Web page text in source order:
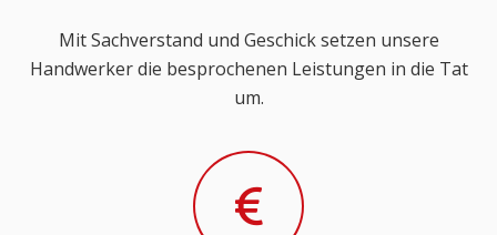
Mit Sachverstand und Geschick setzen unsere
Handwerker die besprochenen Leistungen in die Tat
um.